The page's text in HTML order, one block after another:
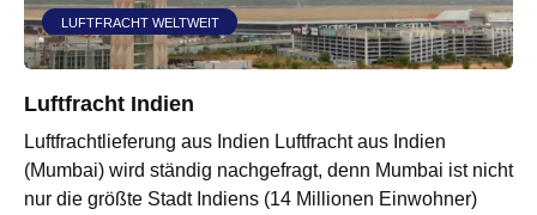
LUFTFRACHT WELTWEIT
Luftfracht Indien
Luftfrachtlieferung aus Indien Luftfracht aus Indien
(Mumbai) wird ständig nachgefragt, denn Mumbai ist nicht
nur die größte Stadt Indiens (14 Millionen Einwohner)